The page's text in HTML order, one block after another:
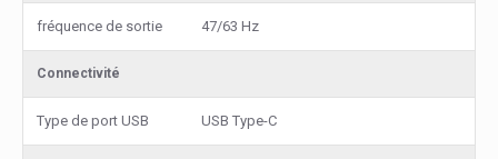
fréquence de sortie 47/63 Hz
Connectivité
Type de port USB USB Type-C